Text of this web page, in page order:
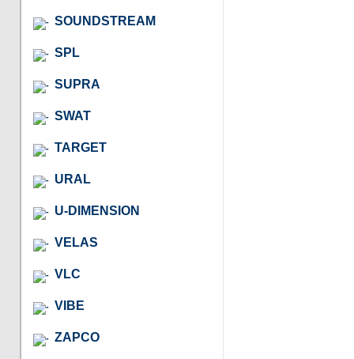
SOUNDSTREAM
SPL
SUPRA
SWAT
TARGET
URAL
U-DIMENSION
VELAS
VLC
VIBE
ZAPCO